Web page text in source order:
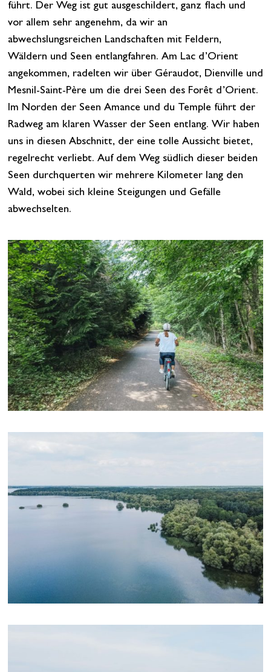
führt. Der Weg ist gut ausgeschildert, ganz flach und
vor allem sehr angenehm, da wir an
abwechslungsreichen Landschaften mit Feldern,
Wäldern und Seen entlangfahren. Am Lac d’Orient
angekommen, radelten wir über Géraudot, Dienville und
Mesnil-Saint-Père um die drei Seen des Forêt d’Orient.
Im Norden der Seen Amance und du Temple führt der
Radweg am klaren Wasser der Seen entlang. Wir haben
uns in diesen Abschnitt, der eine tolle Aussicht bietet,
regelrecht verliebt. Auf dem Weg südlich dieser beiden
Seen durchquerten wir mehrere Kilometer lang den
Wald, wobei sich kleine Steigungen und Gefälle
abwechselten.